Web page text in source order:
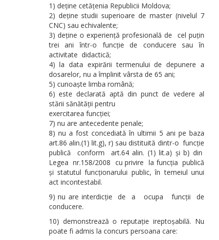
1) deține cetățenia Republicii Moldova;
2) deține studii superioare de master (nivelul 7
CNC) sau echivalente;
3) deține o experiență profesională de cel puțin
trei ani într-o funcție de conducere sau în
activitate didactică;
4) la data expirării termenului de depunere a
dosarelor, nu a împlinit vârsta de 65 ani;
5) cunoaște limba română;
6) este declarată aptă din punct de vedere al
stării sănătății pentru
exercitarea funcției;
7) nu are antecedente penale;
8) nu a fost concediată în ultimii 5 ani pe baza
art.86 alin.(1) lit.g), r) sau distituită dintr-o funcție
publică conform art.64 alin. (1) lit.a) și b) din
Legea nr.158/2008 cu privire la funcția publică
și statutul funcționarului public, în temeiul unui
act incontestabil.
9) nu are interdicție de a ocupa funcții de
conducere.
10) demonstrează o reputație ireptoșabilă. Nu
poate fi admis la concurs persoana care: